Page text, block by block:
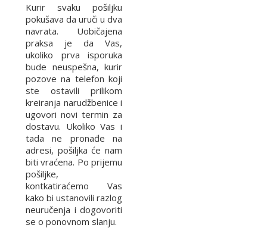
Kurir svaku pošiljku
pokušava da uruči u dva
navrata. Uobičajena
praksa je da Vas,
ukoliko prva isporuka
bude neuspešna, kurir
pozove na telefon koji
ste ostavili prilikom
kreiranja narudžbenice i
ugovori novi termin za
dostavu. Ukoliko Vas i
tada ne pronađe na
adresi, pošiljka će nam
biti vraćena. Po prijemu
pošiljke,
kontkatiraćemo Vas
kako bi ustanovili razlog
neuručenja i dogovoriti
se o ponovnom slanju.